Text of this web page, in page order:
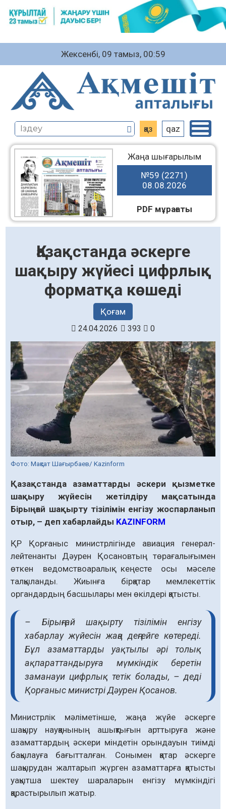
Жексенбі, 09 тамыз, 00:59
қаз qaz
Жаңа шығарылым
№59 (2271)
08.08.2026
PDF мұрағаты
Қазақстанда әскерге
шақыру жүйесі цифрлық
форматқа көшеді
Қоғам
24.04.2026 393 0
Фото: Мақсат Шағырбаев/ Kazinform
Қазақстанда азаматтарды әскери қызметке
шақыру жүйесін жетілдіру мақсатында
Бірыңғай шақырту тізілімін енгізу жоспарланып
отыр, – деп хабарлайды KAZINFORM
ҚР Қорғаныс министрлігінде авиация генерал-
лейтенанты Дәурен Қосановтың төрағалығымен
өткен ведомствоаралық кеңесте осы мәселе
талқыланды. Жиынға бірқатар мемлекеттік
органдардың басшылары мен өкілдері қатысты.
– Бірыңғай шақырту тізілімін енгізу
хабарлау жүйесін жаңа деңгейге көтереді.
Бұл азаматтарды уақтылы әрі толық
ақпараттандыруға мүмкіндік беретін
заманауи цифрлық тетік болады, – деді
Қорғаныс министрі Дәурен Қосанов.
Министрлік мәліметінше, жаңа жүйе әскерге
шақыру науқанының ашықтығын арттыруға және
азаматтардың әскери міндетін орындауын тиімді
бақылауға бағытталған. Сонымен қатар әскерге
шақырудан жалтарып жүрген азаматтарға қатысты
уақытша шектеу шараларын енгізу мүмкіндігі
қарастырылып жатыр.